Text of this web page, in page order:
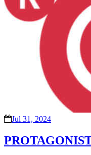
Jul 31, 2024